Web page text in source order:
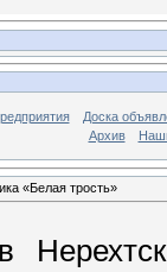
Доска
Архив
«Белая трость»